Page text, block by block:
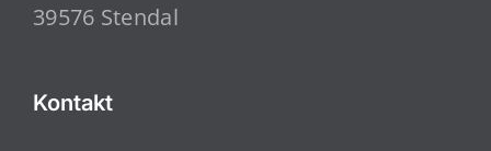
39576 Stendal
Kontakt